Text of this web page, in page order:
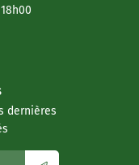
dernières